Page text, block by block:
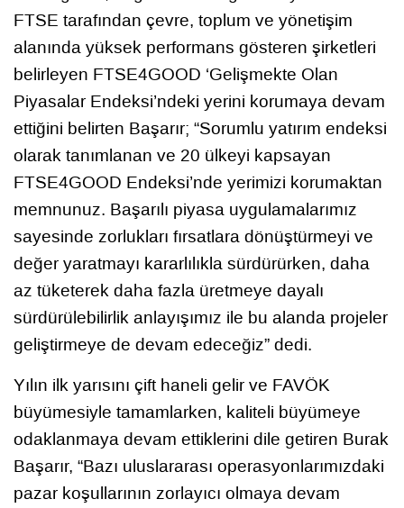
FTSE tarafından çevre, toplum ve yönetişim
alanında yüksek performans gösteren şirketleri
belirleyen FTSE4GOOD ‘Gelişmekte Olan
Piyasalar Endeksi’ndeki yerini korumaya devam
ettiğini belirten Başarır; “Sorumlu yatırım endeksi
olarak tanımlanan ve 20 ülkeyi kapsayan
FTSE4GOOD Endeksi’nde yerimizi korumaktan
memnunuz. Başarılı piyasa uygulamalarımız
sayesinde zorlukları fırsatlara dönüştürmeyi ve
değer yaratmayı kararlılıkla sürdürürken, daha
az tüketerek daha fazla üretmeye dayalı
sürdürülebilirlik anlayışımız ile bu alanda projeler
geliştirmeye de devam edeceğiz” dedi.
Yılın ilk yarısını çift haneli gelir ve FAVÖK
büyümesiyle tamamlarken, kaliteli büyümeye
odaklanmaya devam ettiklerini dile getiren Burak
Başarır, “Bazı uluslararası operasyonlarımızdaki
pazar koşullarının zorlayıcı olmaya devam